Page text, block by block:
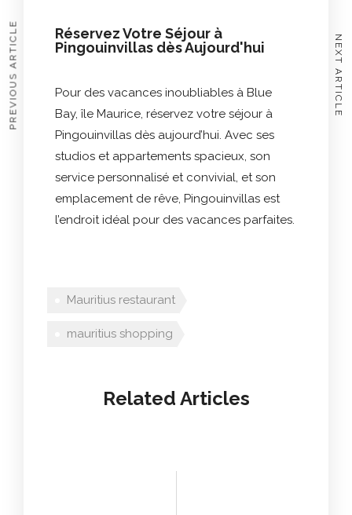
Réservez Votre Séjour à
Pingouinvillas dès Aujourd'hui
Pour des vacances inoubliables à Blue
Bay, île Maurice, réservez votre séjour à
Pingouinvillas dès aujourd’hui. Avec ses
studios et appartements spacieux, son
service personnalisé et convivial, et son
emplacement de rêve, Pingouinvillas est
l’endroit idéal pour des vacances parfaites.
Mauritius restaurant
mauritius shopping
Related Articles
PREVIOUS ARTICLE NEXT ARTICLE